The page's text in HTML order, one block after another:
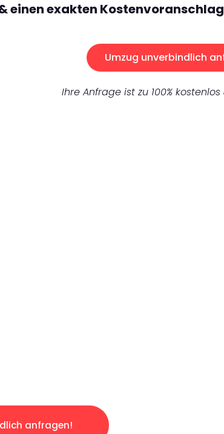
einen exakten
Umzug unverbindlich
Ihre Anfrage ist zu 100%
anfragen!